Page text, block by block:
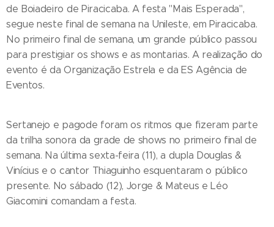
de Boiadeiro de Piracicaba. A festa "Mais Esperada",
segue neste final de semana na Unileste, em Piracicaba.
No primeiro final de semana, um grande público passou
para prestigiar os shows e as montarias. A realização do
evento é da Organização Estrela e da ES Agência de
Eventos.
Sertanejo e pagode foram os ritmos que fizeram parte
da trilha sonora da grade de shows no primeiro final de
semana. Na última sexta-feira (11), a dupla Douglas &
Vinícius e o cantor Thiaguinho esquentaram o público
presente. No sábado (12), Jorge & Mateus e Léo
Giacomini comandam a festa.